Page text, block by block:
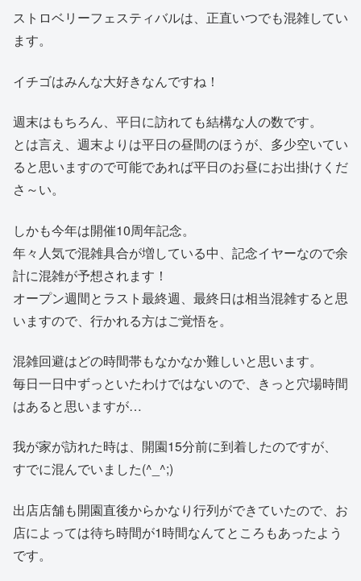
ストロベリーフェスティバルは、正直いつでも混雑してい
ます。
イチゴはみんな大好きなんですね！
週末はもちろん、平日に訪れても結構な人の数です。
とは言え、週末よりは平日の昼間のほうが、多少空いてい
ると思いますので可能であれば平日のお昼にお出掛けくだ
さ～い。
しかも今年は開催10周年記念。
年々人気で混雑具合が増している中、記念イヤーなので余
計に混雑が予想されます！
オープン週間とラスト最終週、最終日は相当混雑すると思
いますので、行かれる方はご覚悟を。
混雑回避はどの時間帯もなかなか難しいと思います。
毎日一日中ずっといたわけではないので、きっと穴場時間
はあると思いますが…
我が家が訪れた時は、開園15分前に到着したのですが、
すでに混んでいました(^_^;)
出店店舗も開園直後からかなり行列ができていたので、お
店によっては待ち時間が1時間なんてところもあったよう
です。